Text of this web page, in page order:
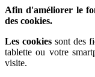
Afin d'améliorer le
des cookies.
Les cookies sont des
tablette ou votre
visite.